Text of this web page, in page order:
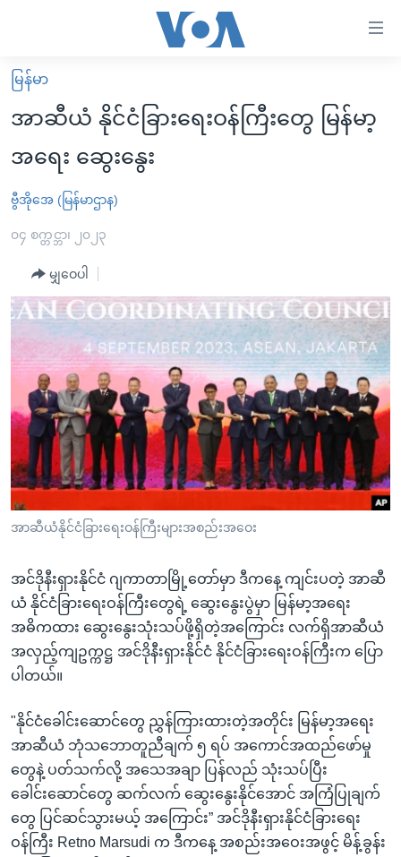
လွယ်ကူ
စေ
များ
ပင်မ
ကျော်
ရန်
ပင်မ
အ
ညွန်း
စာမျက်နှာ
သို့
ကျော်
ကြည့်
ရှာဖွေ
ရန်
နေရာ
သို့
ကျော်
မူလစာမျက်နှာ
မြန်မာ
ကမ္ဘာ့သတင်းများ
နိုင်ငံတကာ
အစ္စရေး-ပါလက်စတိုင်း
ဗွီဒီယို
အင်္ဂလိပ်စာလေ့လာမယ်
အမေရိကန်သုံးအီဒီယံ
မကြေးမုံရဲ့ အင်္ဂလိပ်စာ
ရုပ်ရှင်ထဲက အင်္ဂလိပ်စာ
သုတပဒေသာ အင်္ဂလိပ်စာ
အပတ်စဉ်ကဏ္ဍများ
တီဗွီ
ရေဒီယိုနှင့်ရုပ်သံ အချက်အလက်များ
ရေဒီယို/တီဗွီအစီအစဉ်
Learning English
ဗွီအိုအေ လူမှုကွန်ယက်များ
ဘာသာစကားများ
မြန်မာ
အာဆီယံ နိုင်ငံခြားရေးဝန်ကြီးတွေ မြန်မာ့
အရေး ဆွေးနွေး
ဗွီအိုအေ (မြန်မာဌာန)
၀၄ စက္တင္ဘာ၊ ၂၀၂၃
မျှဝေပါ
အာဆီယံနိုင်ငံခြားရေးဝန်ကြီးများအစည်းအဝေး
အင်ဒိုနီးရှားနိုင်ငံ ဂျကာတာမြို့တော်မှာ ဒီကနေ့ ကျင်းပတဲ့ အာဆီ
ယံ နိုင်ငံခြားရေးဝန်ကြီးတွေရဲ့ ဆွေးနွေးပွဲမှာ မြန်မာ့အရေး
အဓိကထား ဆွေးနွေးသုံးသပ်ဖို့ရှိတဲ့အကြောင်း လက်ရှိအာဆီယံ
အလှည့်ကျဥက္ကဋ္ဌ အင်ဒိုနီးရှားနိုင်ငံ နိုင်ငံခြားရေးဝန်ကြီးက ပြော
ပါတယ်။
"နိုင်ငံခေါင်းဆောင်တွေ ညွှန်ကြားထားတဲ့အတိုင်း မြန်မာ့အရေး
အာဆီယံ ဘုံသဘောတူညီချက် ၅ ရပ် အကောင်အထည်ဖော်မှု
တွေနဲ့ ပတ်သက်လို့ အသေအချာ ပြန်လည် သုံးသပ်ပြီး
ခေါင်းဆောင်တွေ ဆက်လက် ဆွေးနွေးနိုင်အောင် အကြံပြုချက်
တွေ ပြင်ဆင်သွားမယ့် အကြောင်း” အင်ဒိုနီးရှားနိုင်ငံခြားရေး
ဝန်ကြီး Retno Marsudi က ဒီကနေ့ အစည်းအဝေးအဖွင့် မိန့်ခွန်း